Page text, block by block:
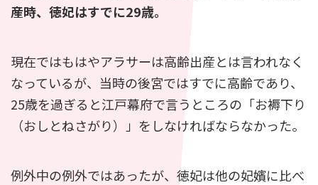
産時、徳妃はすでに29歳。
現在ではもはやアラサーは高齢出産とは言われなく
なっているが、当時の後宮ではすでに高齢であり、
25歳を過ぎると江戸幕府で言うところの「お褥下り
（おしとねさがり）」をしなければならなかった。
例外中の例外ではあったが、徳妃は他の妃嬪に比べ